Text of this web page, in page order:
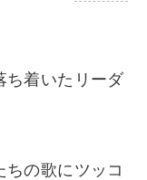
ち着いたリーダ
の歌にツッコ